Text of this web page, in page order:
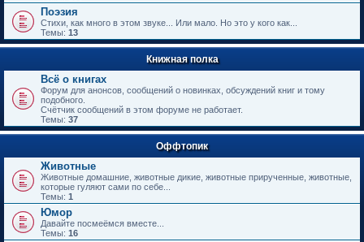
е
н
и
ю
Поэзия
Стихи, как много в этом звуке... Или мало. Но это у кого как...
Темы: 13
Книжная полка
Всё о книгах
Форум для анонсов, сообщений о новинках, обсуждений книг и тому
подобного.
Счётчик сообщений в этом форуме не работает.
Темы: 37
Оффтопик
Животные
Животные домашние, животные дикие, животные прирученные, животные,
которые гуляют сами по себе...
Темы: 1
Юмор
Давайте посмеёмся вместе...
Темы: 16